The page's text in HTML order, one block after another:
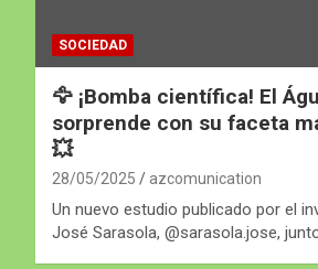
SOCIEDAD
🦅 ¡Bomba científica! El
sorprende con su faceta
💥
28/05/2025 azcomunication
Un nuevo estudio publicado por el
José Sarasola, @sarasola.jose,